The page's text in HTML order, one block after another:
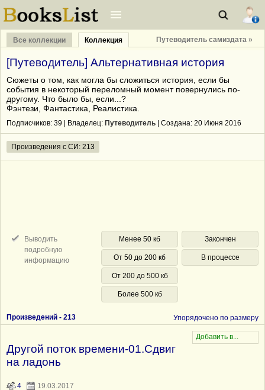
Все коллекции Коллекция Путеводитель самиздата »
[Путеводитель] Альтернативная история
Сюжеты о том, как могла бы сложиться история, если бы
события в некоторый переломный момент повернулись по-
другому. Что было бы, если...?
Фэнтези, Фантастика, Реалистика.
Подписчиков: 39 | Владелец: Путеводитель | Cоздана: 20 Июня 2016
Произведения с СИ: 213
Выводить
подробную
информацию
Менее 50 кб
От 50 до 200 кб
От 200 до 500 кб
Более 500 кб
Закончен
В процессе
Произведений - 213 Упорядочено по размеру
Другой поток времени-01.Сдвиг
на ладонь
4 19.03.2017